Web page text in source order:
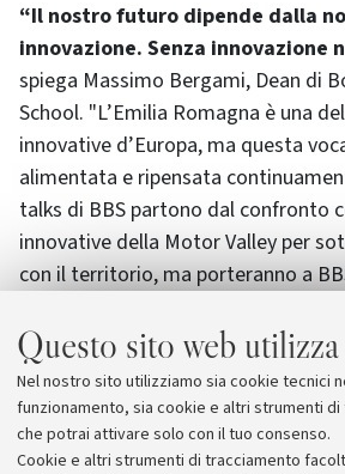
Questo sito web
Nel nostro sito utilizziamo sia cookie tecnici
funzionamento, sia cookie e altri strumenti
che potrai attivare solo con il tuo consenso.
Cookie e altri strumenti di tracciamento
“Il nostro futuro dipende dalla
innovazione. Senza innovazione
spiega Massimo Bergami, Dean di
School. "L’Emilia Romagna è una
innovative d’Europa, ma questa
alimentata e ripensata
talks di BBS partono dal confronto
innovative della Motor Valley per
con il territorio, ma porteranno a
manager da tutto il mondo per
alto livello a nostri studenti e alla
community. Siamo grati a Philip
reso possibile questo progetto
collaborazione”.